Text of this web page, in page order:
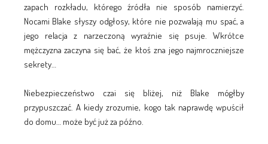
zapach rozkładu, którego źródła nie sposób namierzyć.
Nocami Blake słyszy odgłosy, które nie pozwalają mu spać, a
jego relacja z narzeczoną wyraźnie się psuje. Wkrótce
mężczyzna zaczyna się bać, że ktoś zna jego najmroczniejsze
sekrety…
Niebezpieczeństwo czai się bliżej, niż Blake mógłby
przypuszczać. A kiedy zrozumie, kogo tak naprawdę wpuścił
do domu… może być już za późno.